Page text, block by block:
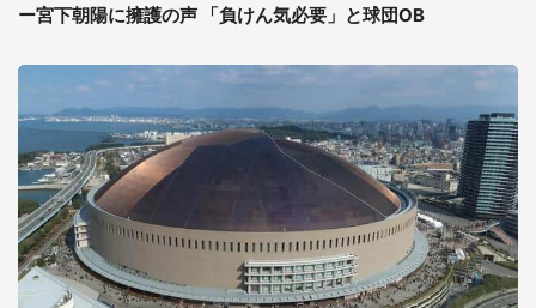
ー宮下朝陽に擁護の声 「負けん気必要」と球団OB